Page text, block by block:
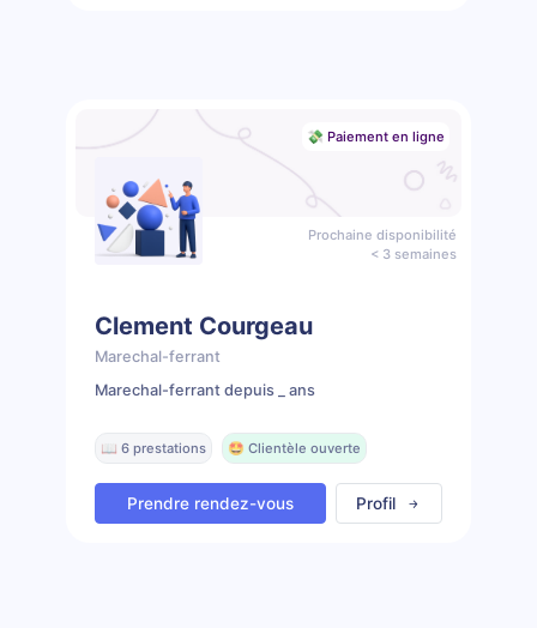
💸 Paiement en ligne
Prochaine disponibilité
< 3 semaines
Clement Courgeau
Marechal-ferrant
Marechal-ferrant depuis _ ans
📖 6 prestations 🤩 Clientèle ouverte
Prendre rendez-vous Profil